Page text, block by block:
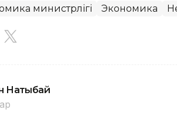
министрлігі Экономика
Нақтыбай